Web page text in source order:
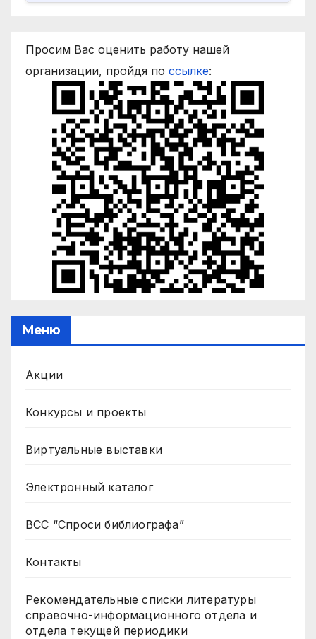
Просим Вас оценить работу нашей
организации, пройдя по ссылке:
Меню
Акции
Конкурсы и проекты
Виртуальные выставки
Электронный каталог
ВСС “Спроси библиографа”
Контакты
Рекомендательные списки литературы
справочно-информационного отдела и
отдела текущей периодики